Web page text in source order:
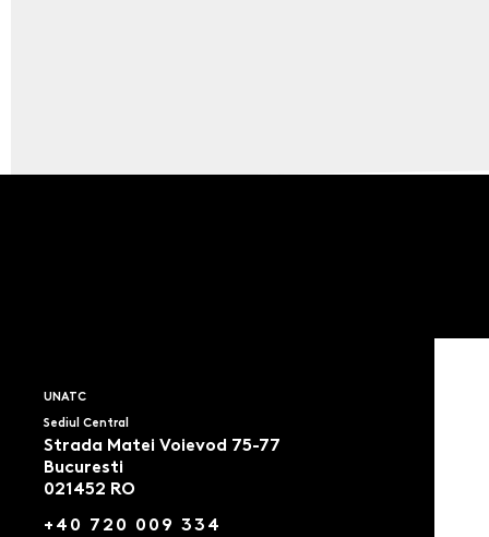
UNATC
Sediul Central
Strada Matei Voievod 75-77
Bucuresti
021452 RO
+40 720 009 334